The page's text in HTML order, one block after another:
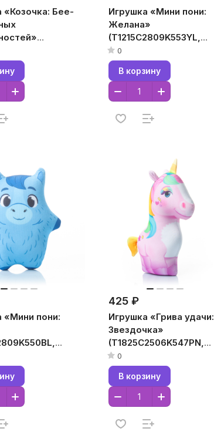
«Козочка: Бее-
Игрушка «Мини пони:
Желана»
(T1215C2809K553YL,
12x15x5, Желтый,
Кристалл,
Микрогранулы
полистирола)
0
В корзину
«Мини пони:
425 ₽
Игрушка «Грива удачи:
Звездочка»
(T1825C2506K547PN,
18x25x7, Розовый,
Кристалл,
Микрогранулы
полистирола)
0
В корзину